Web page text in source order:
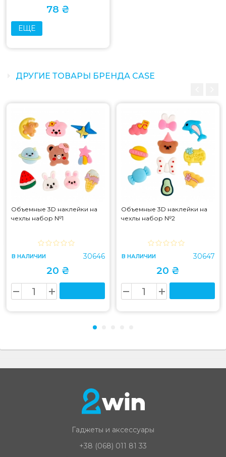
78 ₴
ЕЩЕ
ДРУГИЕ ТОВАРЫ БРЕНДА CASE
Объемные 3D наклейки на
чехлы набор №1
В НАЛИЧИИ 30646
20 ₴
Объемные 3D наклейки на
чехлы набор №2
В НАЛИЧИИ 30647
20 ₴
Гаджеты и аксессуары
+38 (068) 011 81 33